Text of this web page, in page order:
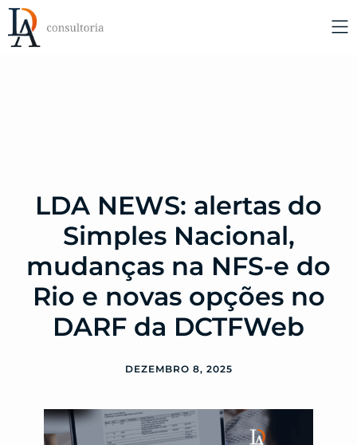
LDA NEWS: alertas do
Simples Nacional,
mudanças na NFS-e do
Rio e novas opções no
DARF da DCTFWeb
DEZEMBRO 8, 2025